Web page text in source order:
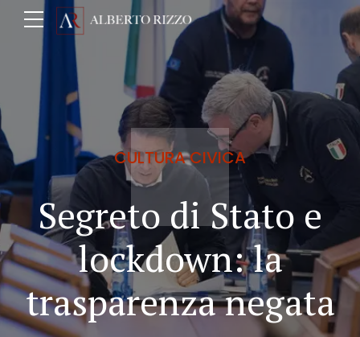
CULTURA CIVICA
Segreto di Stato e
lockdown: la
trasparenza negata